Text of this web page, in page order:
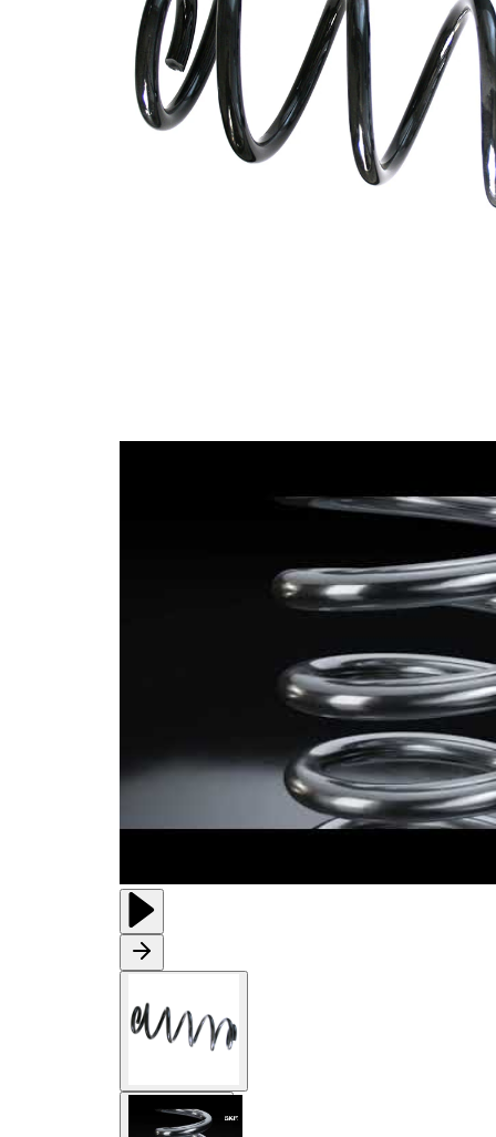
Tvar
pružiny
pružina s
konstatním
Vnější
průměr
110 mm
Průměr
drátu
11,75 mm